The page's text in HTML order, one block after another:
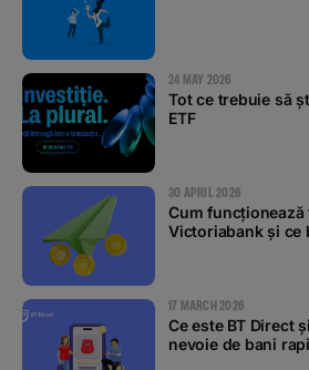
24 MAY 2026
Tot ce trebuie să
ETF
30 APRIL 2026
Cum funcționează
Victoriabank și ce
17 MARCH 2026
Ce este BT Direct
nevoie de bani